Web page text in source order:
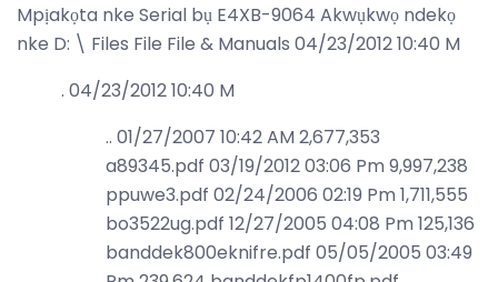
Mpịakọta nke Serial bụ E4XB-9064 Akwụkwọ ndekọ
nke D: \ Files File File & Manuals 04/23/2012 10:40 M
. 04/23/2012 10:40 M
.. 01/27/2007 10:42 AM 2,677,353
a89345.pdf 03/19/2012 03:06 Pm 9,997,238
ppuwe3.pdf 02/24/2006 02:19 Pm 1,711,555
bo3522ug.pdf 12/27/2005 04:08 Pm 125,136
banddek800eknifre.pdf 05/05/2005 03:49